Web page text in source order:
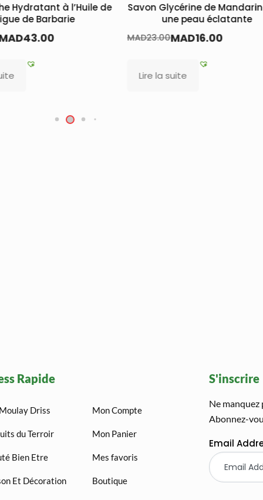
Hydratant à l’Huile de
de Barbarie
43.00
Savon Glycérine de
une peau éclatante
MAD23.00MAD16.00
Lire la suite
Rapide
Driss
du Terroir
Bien Etre
Et Décoration
Mon Compte
Mon Panier
Mes favoris
Boutique
S'inscrire
Ne manquez
Abonnez-
Email